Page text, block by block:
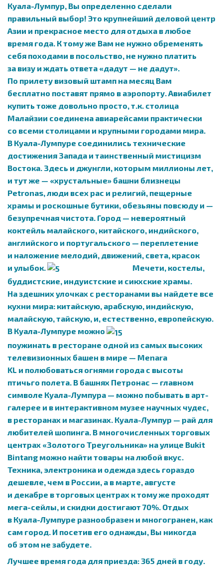
Куала-Лумпур, Вы определенно сделали
правильный выбор! Это крупнейший деловой центр
Азии и прекрасное место для отдыха в любое
время года. К тому же Вам не нужно обременять
себя походами в посольство, не нужно платить
за визу и ждать ответа «дадут — не дадут».
По прилету визовый штамп на месяц Вам
бесплатно поставят прямо в аэропорту. Авиабилет
купить тоже довольно просто, т.к. столица
Малайзии соединена авиарейсами практически
со всеми столицами и крупными городами мира.
В Куала-Лумпуре соединились технические
достижения Запада и таинственный мистицизм
Востока. Здесь и джунгли, которым миллионы лет,
и тут же — «хрустальные» башни близнецы
Petronas, люди всех рас и религий, пещерные
храмы и роскошные бутики, обезьяны повсюду и —
безупречная чистота. Город — невероятный
коктейль малайского, китайского, индийского,
английского и португальского — переплетение
и наложение мелодий, движений, света, красок
и улыбок.
Мечети, костелы,
буддистские, индуистские и сикхские храмы.
На здешних улочках с ресторанами вы найдете все
кухни мира: китайскую, арабскую, индийскую,
малайскую, тайскую, и, естественно, европейскую.
В Куала-Лумпуре можно
поужинать в ресторане одной из самых высоких
телевизионных башен в мире — Menara
KL и полюбоваться огнями города с высоты
птичьго полета. В башнях Петронас — главном
символе Куала-Лумпура — можно побывать в арт-
галерее и в интерактивном музее научных чудес,
в ресторанах и магазинах. Куала-Лумпур — рай для
любителей шопинга. В многочисленных торговых
центрах «Золотого Треугольника» на улице Bukit
Bintang можно найти товары на любой вкус.
Техника, электроника и одежда здесь гораздо
дешевле, чем в России, а в марте, августе
и декабре в торговых центрах к тому же проходят
мега-сейлы, и скидки достигают 70%. Отдых
в Куала-Лумпурe разнообразен и многогранен, как
сам город. И посетив его однажды, Вы никогда
об этом не забудете.
Лучшее время года для приезда: 365 дней в году.